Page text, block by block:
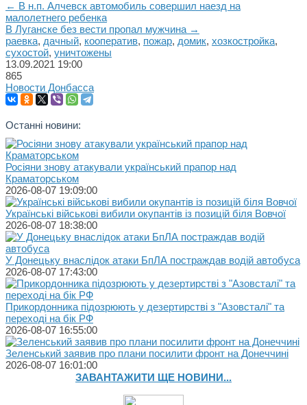
← В н.п. Алчевск автомобиль совершил наезд на
малолетнего ребенка
В Луганске без вести пропал мужчина →
раевка, дачный, кооператив, пожар, домик, хозкостройка,
сухостой, уничтожены
13.09.2021 19:00
865
Новости Донбасса
Останні новини:
Росіяни знову атакували український прапор над
Краматорськом
2026-08-07 19:09:00
Українські військові вибили окупантів із позицій біля Вовчої
2026-08-07 18:38:00
У Донецьку внаслідок атаки БпЛА постраждав водій автобуса
2026-08-07 17:43:00
Прикордонника підозрюють у дезертирстві з "Азовсталі" та
переході на бік РФ
2026-08-07 16:55:00
Зеленський заявив про плани посилити фронт на Донеччині
2026-08-07 16:01:00
ЗАВАНТАЖИТИ ЩЕ НОВИНИ...